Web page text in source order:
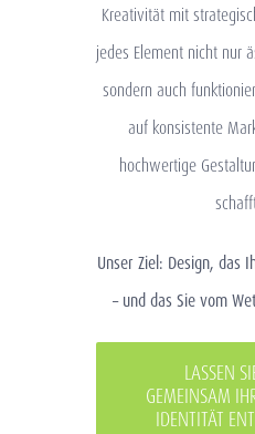
Kreativität mit
jedes Element nicht nur
sondern auch
auf konsistente
hochwertige
Unser Ziel: Design, das
– und das Sie vom
LASSEN
GEMEINSAM
IDENTITÄT